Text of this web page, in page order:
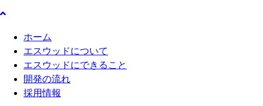
ホーム
エスウッドについて
エスウッドにできること
開発の流れ
採用情報